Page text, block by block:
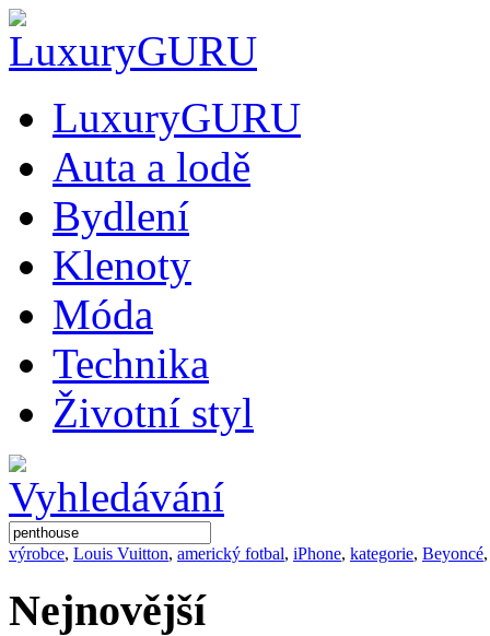
LuxuryGURU
Auta a lodě
Bydlení
Klenoty
Móda
Technika
Životní styl
výrobce, Louis Vuitton, americký fotbal, iPhone, kategorie, Beyoncé
Nejnovější